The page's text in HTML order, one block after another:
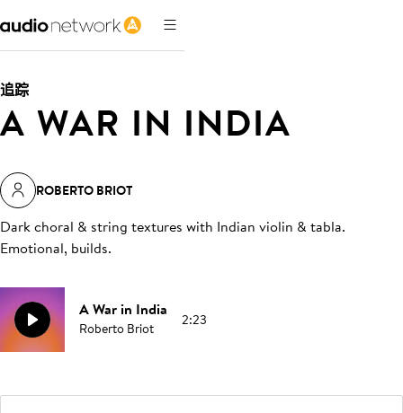
追踪
A WAR IN INDIA
ROBERTO BRIOT
Dark choral & string textures with Indian violin & tabla.
Emotional, builds.
A War in India
Roberto Briot 2:23